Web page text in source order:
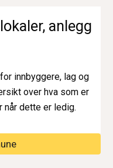
anlegg
innbyggere, lag og
over hva som er
når dette er ledig.